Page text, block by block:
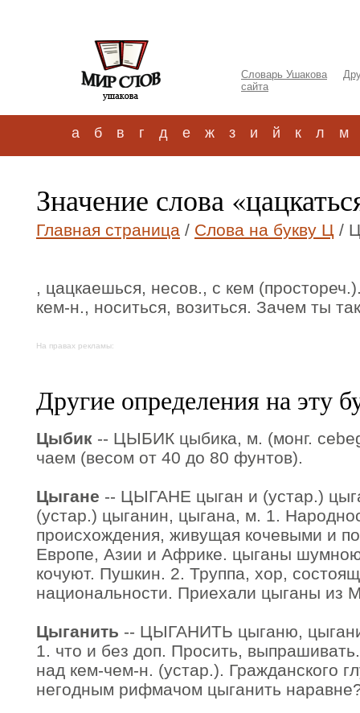
Словарь Ушакова
сайта
а б в г д е ж з и й к л м
Значение слова
Главная страница / Слова на букву Ц /
, цацкаешься, несов., с кем
кем-н., носиться, возиться. Зачем ты
На правах рекламы:
Другие определения на эту
Цыбик -- ЦЫБИК цыбика, м. (монг.
чаем (весом от 40 до 80 фунтов).
Цыгане -- ЦЫГАНЕ цыган и (устар.)
(устар.) цыганин, цыгана, м. 1.
происхождения, живущая кочевыми и
Европе, Азии и Африке. цыганы
кочуют. Пушкин. 2. Труппа, хор,
национальности. Приехали цыганы из
Цыганить -- ЦЫГАНИТЬ цыганю,
1. что и без доп. Просить,
над кем-чем-н. (устар.). Гражданского
негодным рифмачом цыганить